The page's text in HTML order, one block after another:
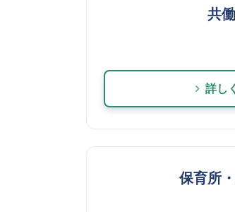
共
詳し
保育所